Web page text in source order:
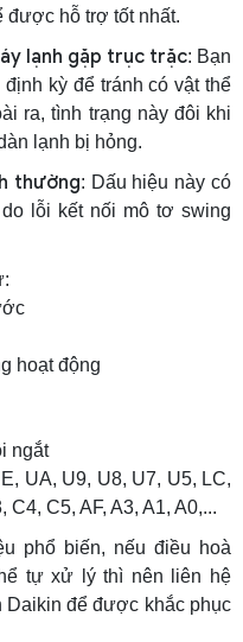
được hỗ trợ tốt nhất.
lạnh gặp trục trặc: Bạn
kỳ để tránh có vật thể
ra, tình trạng này đôi khi
lạnh bị hỏng.
thường: Dấu hiệu này có
lỗi kết nối mô tơ swing
hoạt động
ngắt
UA, U9, U8, U7, U5, LC,
C4, C5, AF, A3, A1, A0,...
phổ biến, nếu điều hoà
tự xử lý thì nên liên hệ
Daikin để được khắc phục